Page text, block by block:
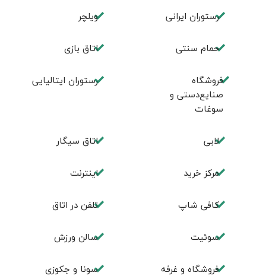
رستوران ایرانی ویلچر
حمام سنتی اتاق بازی
فروشگاه
صنایع‌دستی و
سوغات
رستوران ایتالیایی
لابی اتاق سیگار
مرکز خرید اینترنت
کافی شاپ تلفن در اتاق
سوئیت سالن ورزش
فروشگاه و غرفه سونا و جکوزی